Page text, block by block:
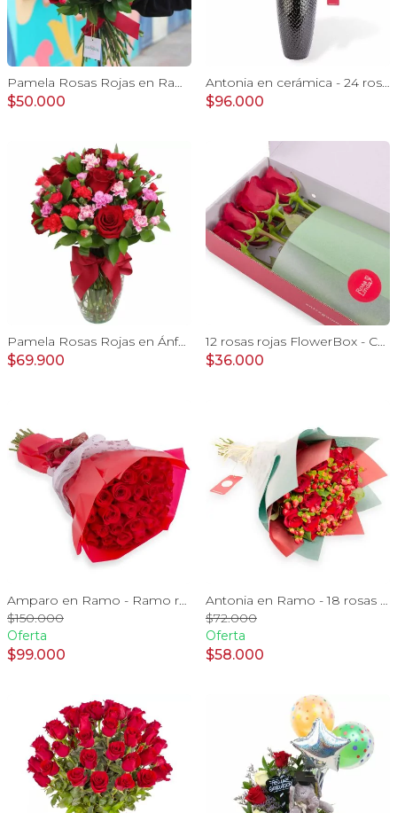
Pamela Rosas Rojas en Ramo - Ramo con con rosas rojas y mini claveles
$50.000
Antonia en cerámica - 24 rosas rojo y amarillo e hypericum
$96.000
Pamela Rosas Rojas en Ánfora - Florero de vidrio con con rosas rojas y mini claveles fucsias y rojos
$69.900
12 rosas rojas FlowerBox - Caja de flores con 12 rosas ecuatorianas rojas
$36.000
Amparo en Ramo - Ramo redondo con 50 ecuatorianas rojo
$150.000
Oferta
$99.000
Antonia en Ramo - 18 rosas ecuatorianas rojo e hypericum
$72.000
Oferta
$58.000